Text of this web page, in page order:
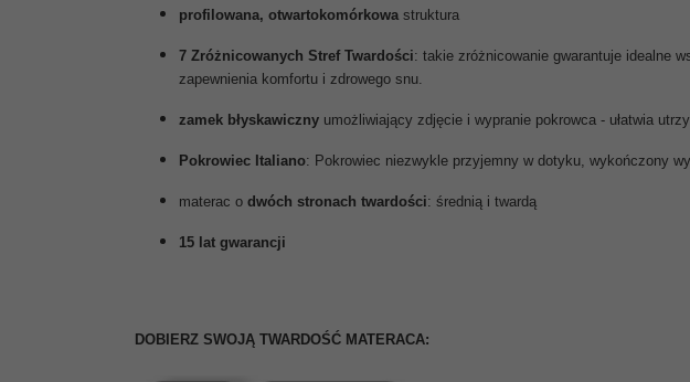
profilowana, otwartokomórkowa struktura
7 Zróżnicowanych Stref Twardości: takie zróżnicowanie gwarantuje idealne
zapewnienia komfortu i zdrowego snu.
zamek błyskawiczny umożliwiający zdjęcie i wypranie pokrowca - ułatwia
Pokrowiec Italiano: Pokrowiec niezwykle przyjemny w dotyku, wykończony
materac o dwóch stronach twardości: średnią i twardą
15 lat gwarancji
DOBIERZ SWOJĄ TWARDOŚĆ MATERACA: